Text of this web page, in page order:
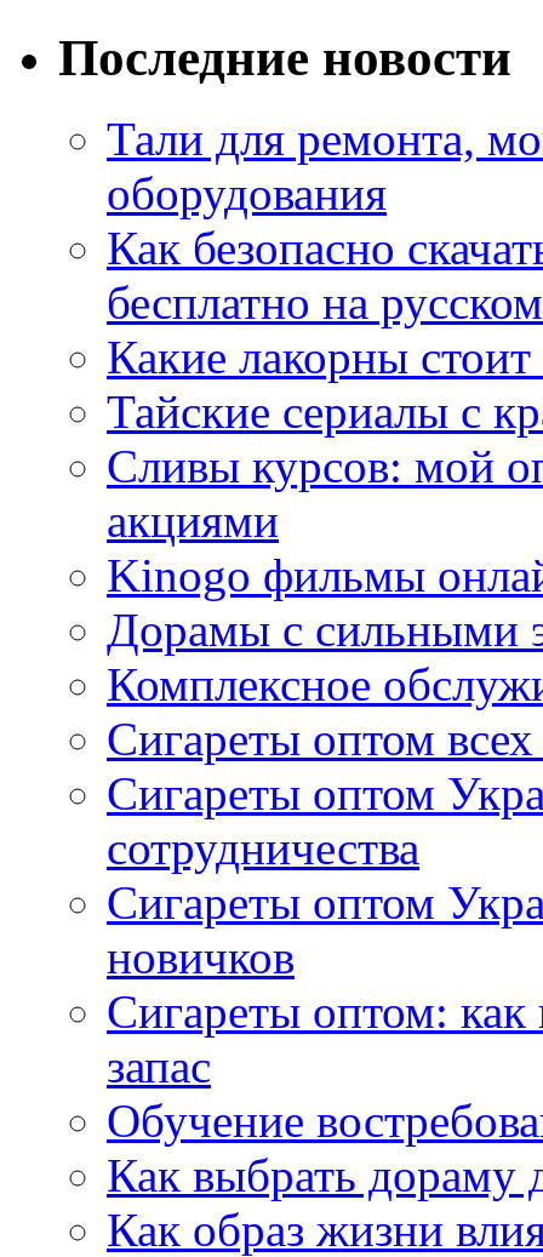
Последние новости
Тали для ремонта,
оборудования
Как безопасно
бесплатно на
Какие лакорны
Тайские сериалы с
Сливы курсов: мой
акциями
Kinogo фильмы
Дорамы с сильными
Комплексное
Сигареты оптом
Сигареты оптом
сотрудничества
Сигареты оптом
новичков
Сигареты оптом:
запас
Обучение
Как выбрать дораму
Как образ жизни